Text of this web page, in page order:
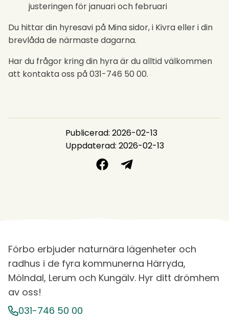
justeringen för januari och februari
Du hittar din hyresavi på Mina sidor, i Kivra eller i din
brevlåda de närmaste dagarna.
Har du frågor kring din hyra är du alltid välkommen
att kontakta oss på 031-746 50 00.
Publicerad: 2026-02-13
Uppdaterad: 2026-02-13
Förbo erbjuder naturnära lägenheter och
radhus i de fyra kommunerna Härryda,
Mölndal, Lerum och Kungälv. Hyr ditt drömhem
av oss!
031-746 50 00